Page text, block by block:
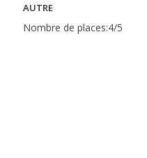
AUTRE
Nombre de places:4/5